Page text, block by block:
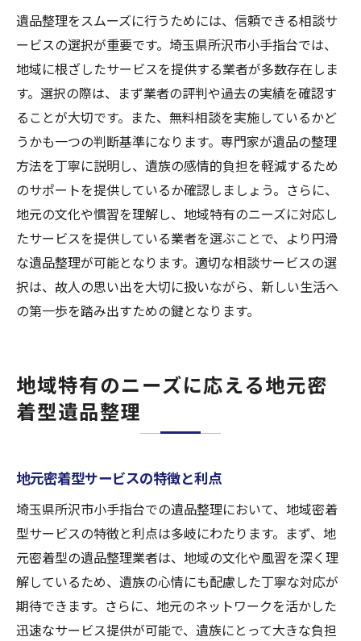
遺品整理をスムーズに行うためには、信頼できる相談サ
ービスの選択が重要です。埼玉県所沢市小手指台では、
地域に根ざしたサービスを提供する業者が多数存在しま
す。選択の際は、まず業者の評判や過去の実績を確認す
ることが大切です。また、無料相談を実施しているかど
うかも一つの判断基準になります。専門家が遺品の整理
方法を丁寧に説明し、遺族の感情的負担を軽減するため
のサポートを提供しているか確認しましょう。さらに、
地元の文化や慣習を理解し、地域特有のニーズに対応し
たサービスを提供している業者を選ぶことで、より円滑
な遺品整理が可能となります。適切な相談サービスの選
択は、故人の思い出を大切に扱いながら、新しい生活へ
の第一歩を踏み出すための鍵となります。
地域特有のニーズに応える地元密
着型遺品整理
地元密着型サービスの特徴と利点
埼玉県所沢市小手指台での遺品整理において、地域密着
型サービスの特徴と利点は多岐にわたります。まず、地
元密着型の遺品整理業者は、地域の文化や風習を深く理
解しているため、遺族の心情にも配慮した丁寧な対応が
期待できます。さらに、地元のネットワークを活かした
迅速なサービス提供が可能で、遺族にとって大きな負担